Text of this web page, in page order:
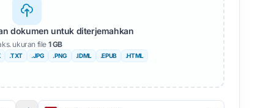
dokumen untuk diterjemahkan
ukuran file 1 GB
.TXT .JPG .PNG .IDML .EPUB .HTML